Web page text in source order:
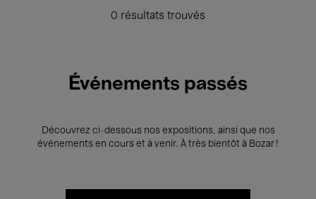
0 résultats trouvés
Événements passés
Découvrez ci-dessous nos expositions, ainsi que nos
événements en cours et à venir. À très bientôt à Bozar !